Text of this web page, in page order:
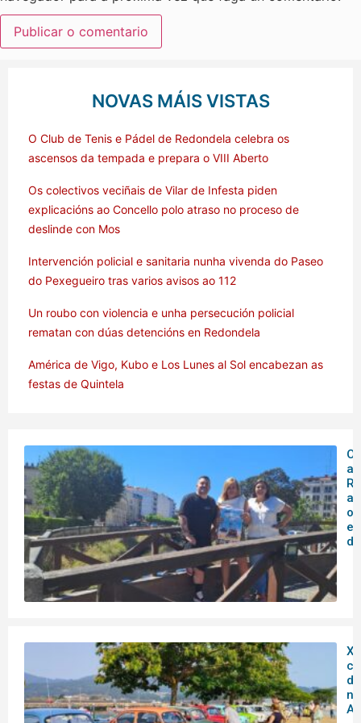
NOVAS MÁIS VISTAS
O Club de Tenis e Pádel de Redondela celebra os
ascensos da tempada e prepara o VIII Aberto
Os colectivos veciñais de Vilar de Infesta piden
explicacións ao Concello polo atraso no proceso de
deslinde con Mos
Intervención policial e sanitaria nunha vivenda do Paseo
do Pexegueiro tras varios avisos ao 112
Un roubo con violencia e unha persecución policial
rematan con dúas detencións en Redondela
América de Vigo, Kubo e Los Lunes al Sol encabezan as
festas de Quintela
O
o